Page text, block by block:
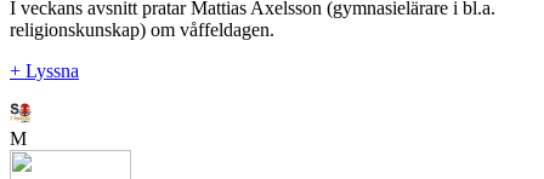
I veckans avsnitt pratar Mattias Axelsson (gymnasielärare i bl.a.
religionskunskap) om våffeldagen.
+ Lyssna
M